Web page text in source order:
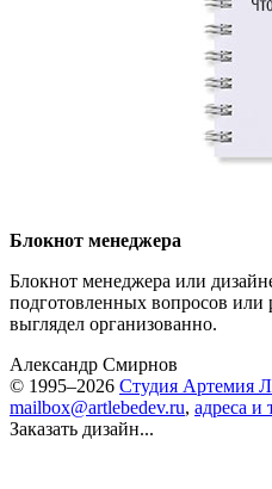
Блокнот менеджера
Блокнот менеджера или
подготовленных вопросов
выглядел организованно.
Александр Смирнов
© 1995–2026 Студия Артемия
mailbox@artlebedev.ru, адреса и
Заказать дизайн...